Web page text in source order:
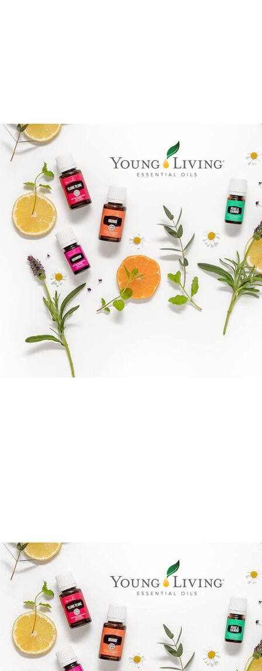
Benify
Epassi Logo_1
Boka direkt